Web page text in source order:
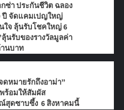
ซ่า ประกันชีวิต ฉลอง
ปี จัดแคมเปญใหญ่
ใจ ลุ้นรับโชคใหญ่ 6
ลุ้นรับของรางวัลมูลค่า
นบาท
ดหมายรักถึงอาม่า”
ร้อมให้สัมผัส
สุดซาบซึ้ง 6 สิงหาคมนี้